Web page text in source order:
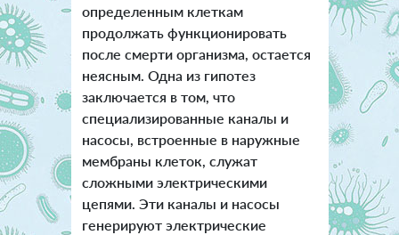
определенным клеткам
продолжать функционировать
после смерти организма, остается
неясным. Одна из гипотез
заключается в том, что
специализированные каналы и
насосы, встроенные в наружные
мембраны клеток, служат
сложными электрическими
цепями. Эти каналы и насосы
генерируют электрические